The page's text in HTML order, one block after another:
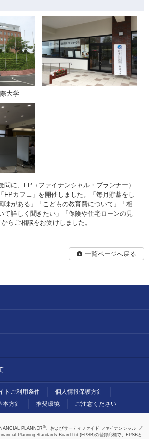
大学
問に、FP（ファイナンシャル・プランナー）
FPカフェ」を開催しました。「毎月貯蓄をし
味がある」「こどもの教育費について」「相
て詳しく聞きたい」「保険や住宅ローンの見
らご相談をお受けしました。
一覧ページへ戻る
トご利用条件
個人情報保護方針
本方針
推奨環境 ご注意ください
PLANNER®、およびサーティファイド ファイナンシャル プ
Planning Standards Board Ltd.(FPSB)の登録商標で、FPSBと